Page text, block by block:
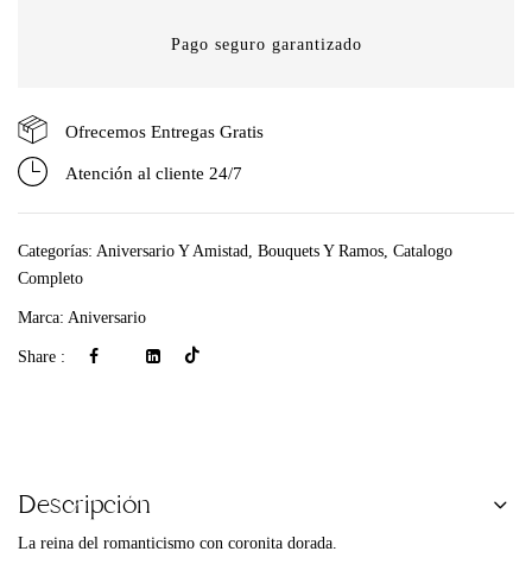
Pago seguro garantizado
Ofrecemos Entregas Gratis
Atención al cliente 24/7
Categorías: Aniversario Y Amistad, Bouquets Y Ramos, Catalogo
Completo
Marca: Aniversario
Share :
Descripción
La reina del romanticismo con coronita dorada.